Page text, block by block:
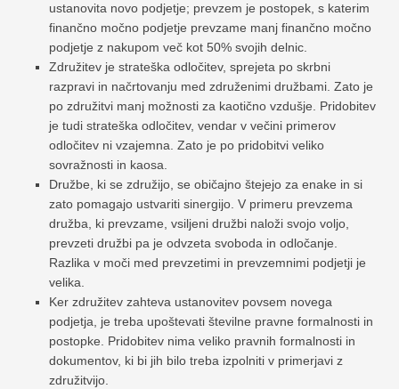
ustanovita novo podjetje; prevzem je postopek, s katerim
finančno močno podjetje prevzame manj finančno močno
podjetje z nakupom več kot 50% svojih delnic.
Združitev je strateška odločitev, sprejeta po skrbni
razpravi in ​​načrtovanju med združenimi družbami. Zato je
po združitvi manj možnosti za kaotično vzdušje. Pridobitev
je tudi strateška odločitev, vendar v večini primerov
odločitev ni vzajemna. Zato je po pridobitvi veliko
sovražnosti in kaosa.
Družbe, ki se združijo, se običajno štejejo za enake in si
zato pomagajo ustvariti sinergijo. V primeru prevzema
družba, ki prevzame, vsiljeni družbi naloži svojo voljo,
prevzeti družbi pa je odvzeta svoboda in odločanje.
Razlika v moči med prevzetimi in prevzemnimi podjetji je
velika.
Ker združitev zahteva ustanovitev povsem novega
podjetja, je treba upoštevati številne pravne formalnosti in
postopke. Pridobitev nima veliko pravnih formalnosti in
dokumentov, ki bi jih bilo treba izpolniti v primerjavi z
združitvijo.